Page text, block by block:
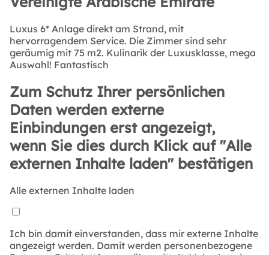
Luxus 6* Anlage direkt am Strand, mit
hervorragendem Service. Die Zimmer sind sehr
geräumig mit 75 m2. Kulinarik der Luxusklasse, mega
Auswahl! Fantastisch
Zum Schutz Ihrer persönlichen
Daten werden externe
Einbindungen erst angezeigt,
wenn Sie dies durch Klick auf "Alle
externen Inhalte laden" bestätigen
Alle externen Inhalte laden
Ich bin damit einverstanden, dass mir externe Inhalte
angezeigt werden. Damit werden personenbezogene